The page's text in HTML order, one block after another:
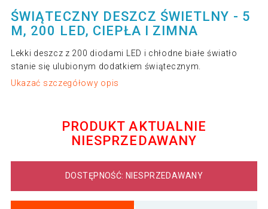
ŚWIĄTECZNY DESZCZ ŚWIETLNY - 5
M, 200 LED, CIEPŁA I ZIMNA
Lekki deszcz z 200 diodami LED i chłodne białe światło
stanie się ulubionym dodatkiem świątecznym.
Ukazać szczegółowy opis
PRODUKT AKTUALNIE
NIESPRZEDAWANY
DOSTĘPNOŚĆ: NIESPRZEDAWANY